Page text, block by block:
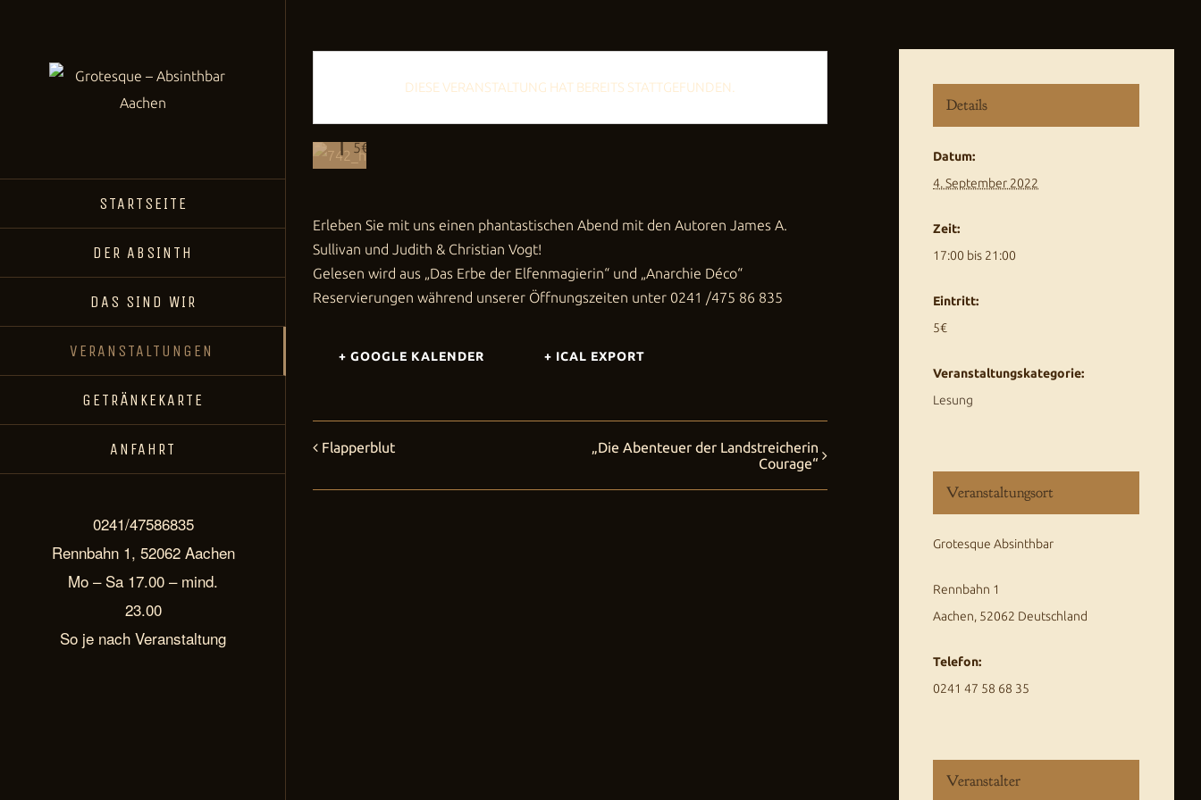
STARTSEITE
DER ABSINTH
DAS SIND WIR
VERANSTALTUNGEN
GETRÄNKEKARTE
ANFAHRT
0241/47586835
Rennbahn 1, 52062 Aachen
Mo – Sa 17.00 – mind.
23.00
So je nach Veranstaltung
DIESE VERANSTALTUNG HAT BEREITS STATTGEFUNDEN.
Elfenmagierin
& Anarchie
| 5€
Erleben Sie mit uns einen phantastischen Abend mit den Autoren James A.
Sullivan und Judith & Christian Vogt!
Gelesen wird aus „Das Erbe der Elfenmagierin“ und „Anarchie Déco“
Reservierungen während unserer Öffnungszeiten unter 0241 /475 86 835
+ GOOGLE KALENDER + ICAL EXPORT
Veranstaltung
Flapperblut
„Die Abenteuer der Landstreicherin
Courage“
Details
Datum:
4. September 2022
Zeit:
17:00 bis 21:00
Eintritt:
5€
Veranstaltungskategorie:
Lesung
Veranstaltungsort
Grotesque Absinthbar
Rennbahn 1
Aachen, 52062 Deutschland
Telefon:
0241 47 58 68 35
Veranstalter